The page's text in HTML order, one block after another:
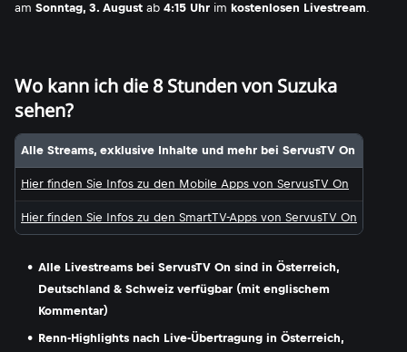
am Sonntag, 3. August ab 4:15 Uhr im kostenlosen Livestream.
Wo kann ich die 8 Stunden von Suzuka
sehen?
Alle Streams, exklusive Inhalte und mehr bei ServusTV On
Hier finden Sie Infos zu den Mobile Apps von ServusTV On
Hier finden Sie Infos zu den SmartTV-Apps von ServusTV On
Alle Livestreams bei ServusTV On sind in Österreich,
Deutschland & Schweiz verfügbar (mit englischem
Kommentar)
Renn-Highlights nach Live-Übertragung in Österreich,